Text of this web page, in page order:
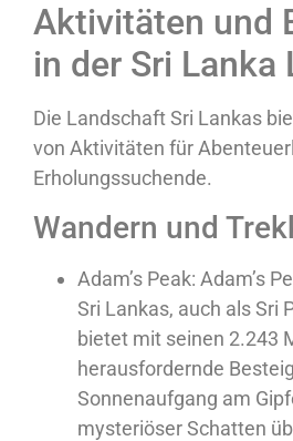
Aktivitäten und
in der Sri Lanka
Die Landschaft Sri Lankas
von Aktivitäten für
Erholungssuchende.
Wandern und
Adam’s Peak: Adam’s
Sri Lankas, auch als Sri
bietet mit seinen 2.243
herausfordernde
Sonnenaufgang am
mysteriöser Schatten